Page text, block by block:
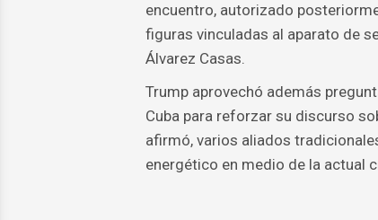
encuentro, autorizado
figuras vinculadas al aparato de
Álvarez Casas.
Trump aprovechó además
Cuba para reforzar su discurso
afirmó, varios aliados
energético en medio de la actual